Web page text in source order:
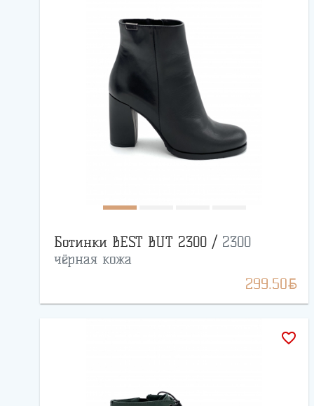
Ботинки BEST BUT 2300 / 2300
чёрная кожа
299.50BYN
favorite_border